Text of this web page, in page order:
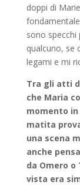
doppi di
sono specchi
qualcuno, se
legami e mi
Tra gli atti
che Maria
momento
matita
una scena
anche
da Omero
vista era